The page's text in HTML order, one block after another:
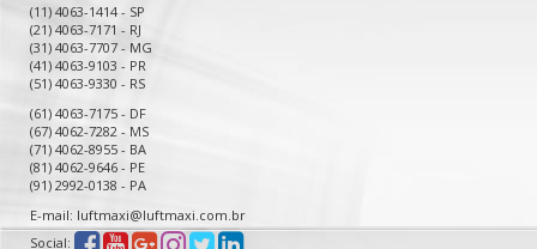
(11) 4063-1414 - SP
(21) 4063-7171 - RJ
(31) 4063-7707 - MG
(41) 4063-9103 - PR
(51) 4063-9330 - RS
(61) 4063-7175 - DF
(67) 4062-7282 - MS
(71) 4062-8955 - BA
(81) 4062-9646 - PE
(91) 2992-0138 - PA
E-mail: luftmaxi@luftmaxi.com.br
Social: